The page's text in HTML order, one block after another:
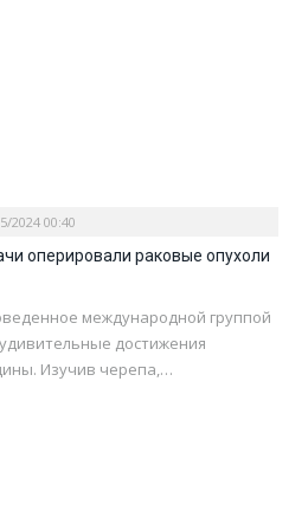
2024 00:40
оперировали раковые опухоли
международной группой
достижения
Изучив черепа,…